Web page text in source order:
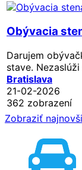
Obývacia
Darujem
stave.
Bratislava
21-02-2026
362 zobrazení
Zobraziť